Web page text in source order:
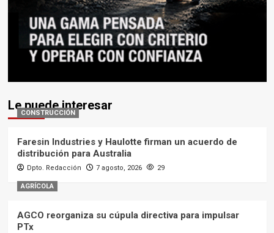
Le puede interesar
CONSTRUCCIÓN
Faresin Industries y Haulotte firman un acuerdo de
distribución para Australia
Dpto. Redacción 7 agosto, 2026 29
AGRÍCOLA
AGCO reorganiza su cúpula directiva para impulsar
PTx